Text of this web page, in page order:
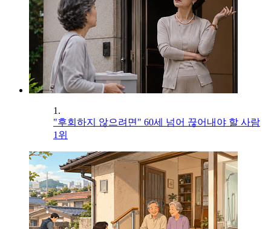
1.
"후회하지 않으려면" 60세 넘어 끊어내야 할 사람
1위